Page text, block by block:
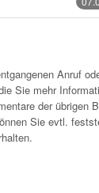
Anruf
Sie mehr
der übrigen
Sie evtl.